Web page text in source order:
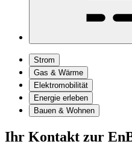
Strom
Gas & Wärme
Elektromobilität
Energie erleben
Bauen & Wohnen
Ihr Kontakt zur